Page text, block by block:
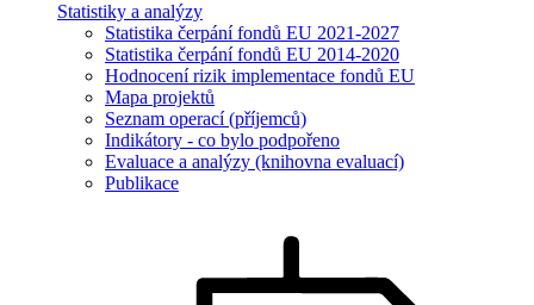
Statistiky a analýzy
Statistika čerpání fondů EU 2021-2027
Statistika čerpání fondů EU 2014-2020
Hodnocení rizik implementace fondů EU
Mapa projektů
Seznam operací (příjemců)
Indikátory - co bylo podpořeno
Evaluace a analýzy (knihovna evaluací)
Publikace